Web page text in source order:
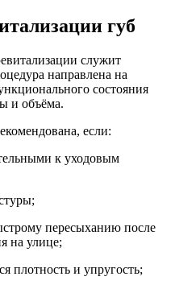
губ
служит
направлена на
состояния
и объёма.
если:
к уходовым
пересыханию после
на улице;
плотность и упругость;